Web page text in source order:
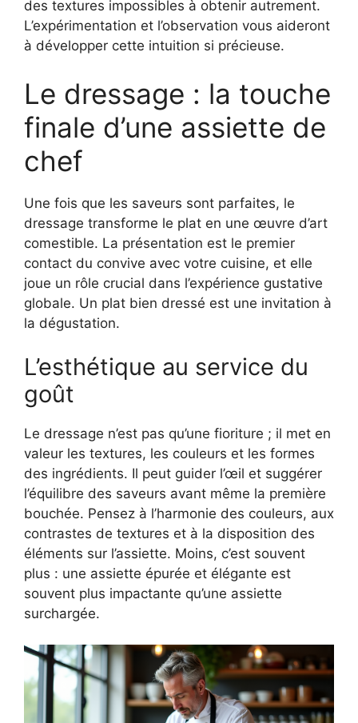
des textures impossibles à obtenir autrement.
L’expérimentation et l’observation vous aideront
à développer cette intuition si précieuse.
Le dressage : la touche
finale d’une assiette de
chef
Une fois que les saveurs sont parfaites, le
dressage transforme le plat en une œuvre d’art
comestible. La présentation est le premier
contact du convive avec votre cuisine, et elle
joue un rôle crucial dans l’expérience gustative
globale. Un plat bien dressé est une invitation à
la dégustation.
L’esthétique au service du
goût
Le dressage n’est pas qu’une fioriture ; il met en
valeur les textures, les couleurs et les formes
des ingrédients. Il peut guider l’œil et suggérer
l’équilibre des saveurs avant même la première
bouchée. Pensez à l’harmonie des couleurs, aux
contrastes de textures et à la disposition des
éléments sur l’assiette. Moins, c’est souvent
plus : une assiette épurée et élégante est
souvent plus impactante qu’une assiette
surchargée.